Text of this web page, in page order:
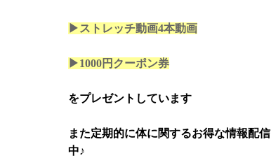
▶ストレッチ動画4本動画
▶1000円クーポン券
をプレゼントしています
また定期的に体に関するお得な情報配信
中♪